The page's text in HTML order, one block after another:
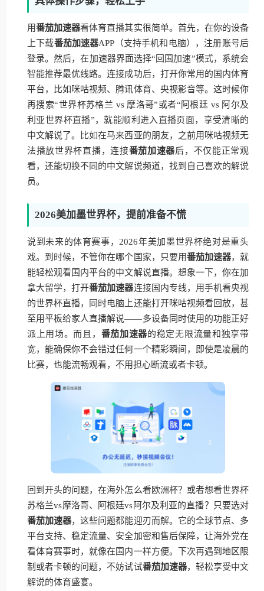
用番茄加速器看体育直播其实很简单。首先，在你的设备
上下载番茄加速器APP（支持手机和电脑），注册账号后
登录。然后，在加速器界面选择“回国加速”模式，系统会
智能推荐最优线路。连接成功后，打开你常用的国内体育
平台，比如咪咕视频、腾讯体育、央视影音等。这时候你
再搜索“世界杯苏格兰 vs 摩洛哥”或者“阿根廷 vs 阿尔及
利亚世界杯直播”，就能顺利进入直播页面，享受清晰的
中文解说了。比如在马来西亚的朋友，之前用咪咕视频无
法播放世界杯直播，连接番茄加速器后，不仅能正常观
看，还能切换不同的中文解说频道，找到自己喜欢的解说
员。
2026美加墨世界杯，提前准备不慌
说到未来的体育赛事，2026年美加墨世界杯绝对是重头
戏。到时候，不管你在哪个国家，只要用番茄加速器，就
能轻松观看国内平台的中文解说直播。想象一下，你在加
拿大留学，打开番茄加速器连接国内专线，用手机看央视
的世界杯直播，同时电脑上还能打开咪咕视频看回放，甚
至用平板给家人直播解说——多设备同时使用的功能正好
派上用场。而且， 番茄加速器的稳定无限流量和独享带
宽，能确保你不会错过任何一个精彩瞬间，即使是凌晨的
比赛，也能流畅观看，不用担心断流或者卡顿。
回到开头的问题，在海外怎么看欧洲杯？或者想看世界杯
苏格兰vs摩洛哥、阿根廷vs阿尔及利亚的直播？只要选对
番茄加速器，这些问题都能迎刃而解。它的全球节点、多
平台支持、稳定流量、安全加密和售后保障，让海外党在
看体育赛事时，就像在国内一样方便。下次再遇到地区限
制或者卡顿的问题，不妨试试番茄加速器，轻松享受中文
解说的体育盛宴。